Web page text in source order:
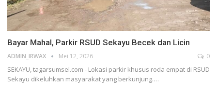
Bayar Mahal, Parkir RSUD Sekayu Becek dan Licin
ADMIN_IRWAX Mei 12, 2026 0
SEKAYU, tagarsumsel.com - Lokasi parkir khusus roda empat di RSUD
Sekayu dikeluhkan masyarakat yang berkunjung.…